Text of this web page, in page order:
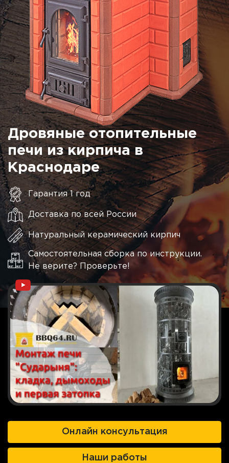
Дровяные отопительные
печи из кирпича в
Краснодаре
Гарантия 1 год
Доставка по всей России
Натуральный керамический кирпич
Самостоятельная сборка по инструкции.
Не верите? Проверьте!
Онлайн консультация
Наши работы